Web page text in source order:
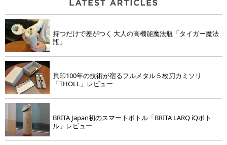
持つだけで差がつく 大人の高機能魔法瓶「タイガー魔法
瓶」
貝印100年の技術が宿るフルメタル５枚刃カミソリ
「THOLL」レビュー
BRITA Japan初のスマートボトル「BRITA LARQ iQボト
ル」レビュー